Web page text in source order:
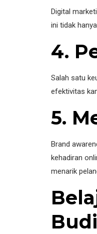
Digital
ini tidak
4.
Salah satu
efektivitas
5.
Brand
kehadiran
menarik